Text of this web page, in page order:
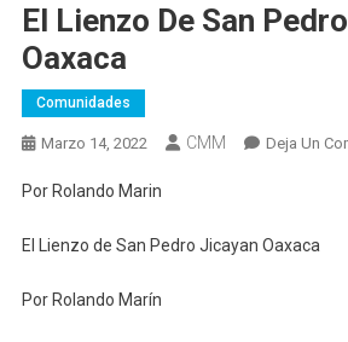
El Lienzo De San
Oaxaca
Comunidades
Marzo 14, 2022 CMM Deja Un
Por Rolando Marin
El Lienzo de San Pedro Jicayan Oaxaca
Por Rolando Marín